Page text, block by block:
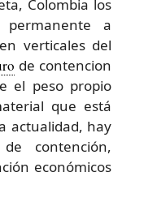
Colombia los
a
verticales del
de contencion
el peso propio
que está
actualidad, hay
contención,
económicos